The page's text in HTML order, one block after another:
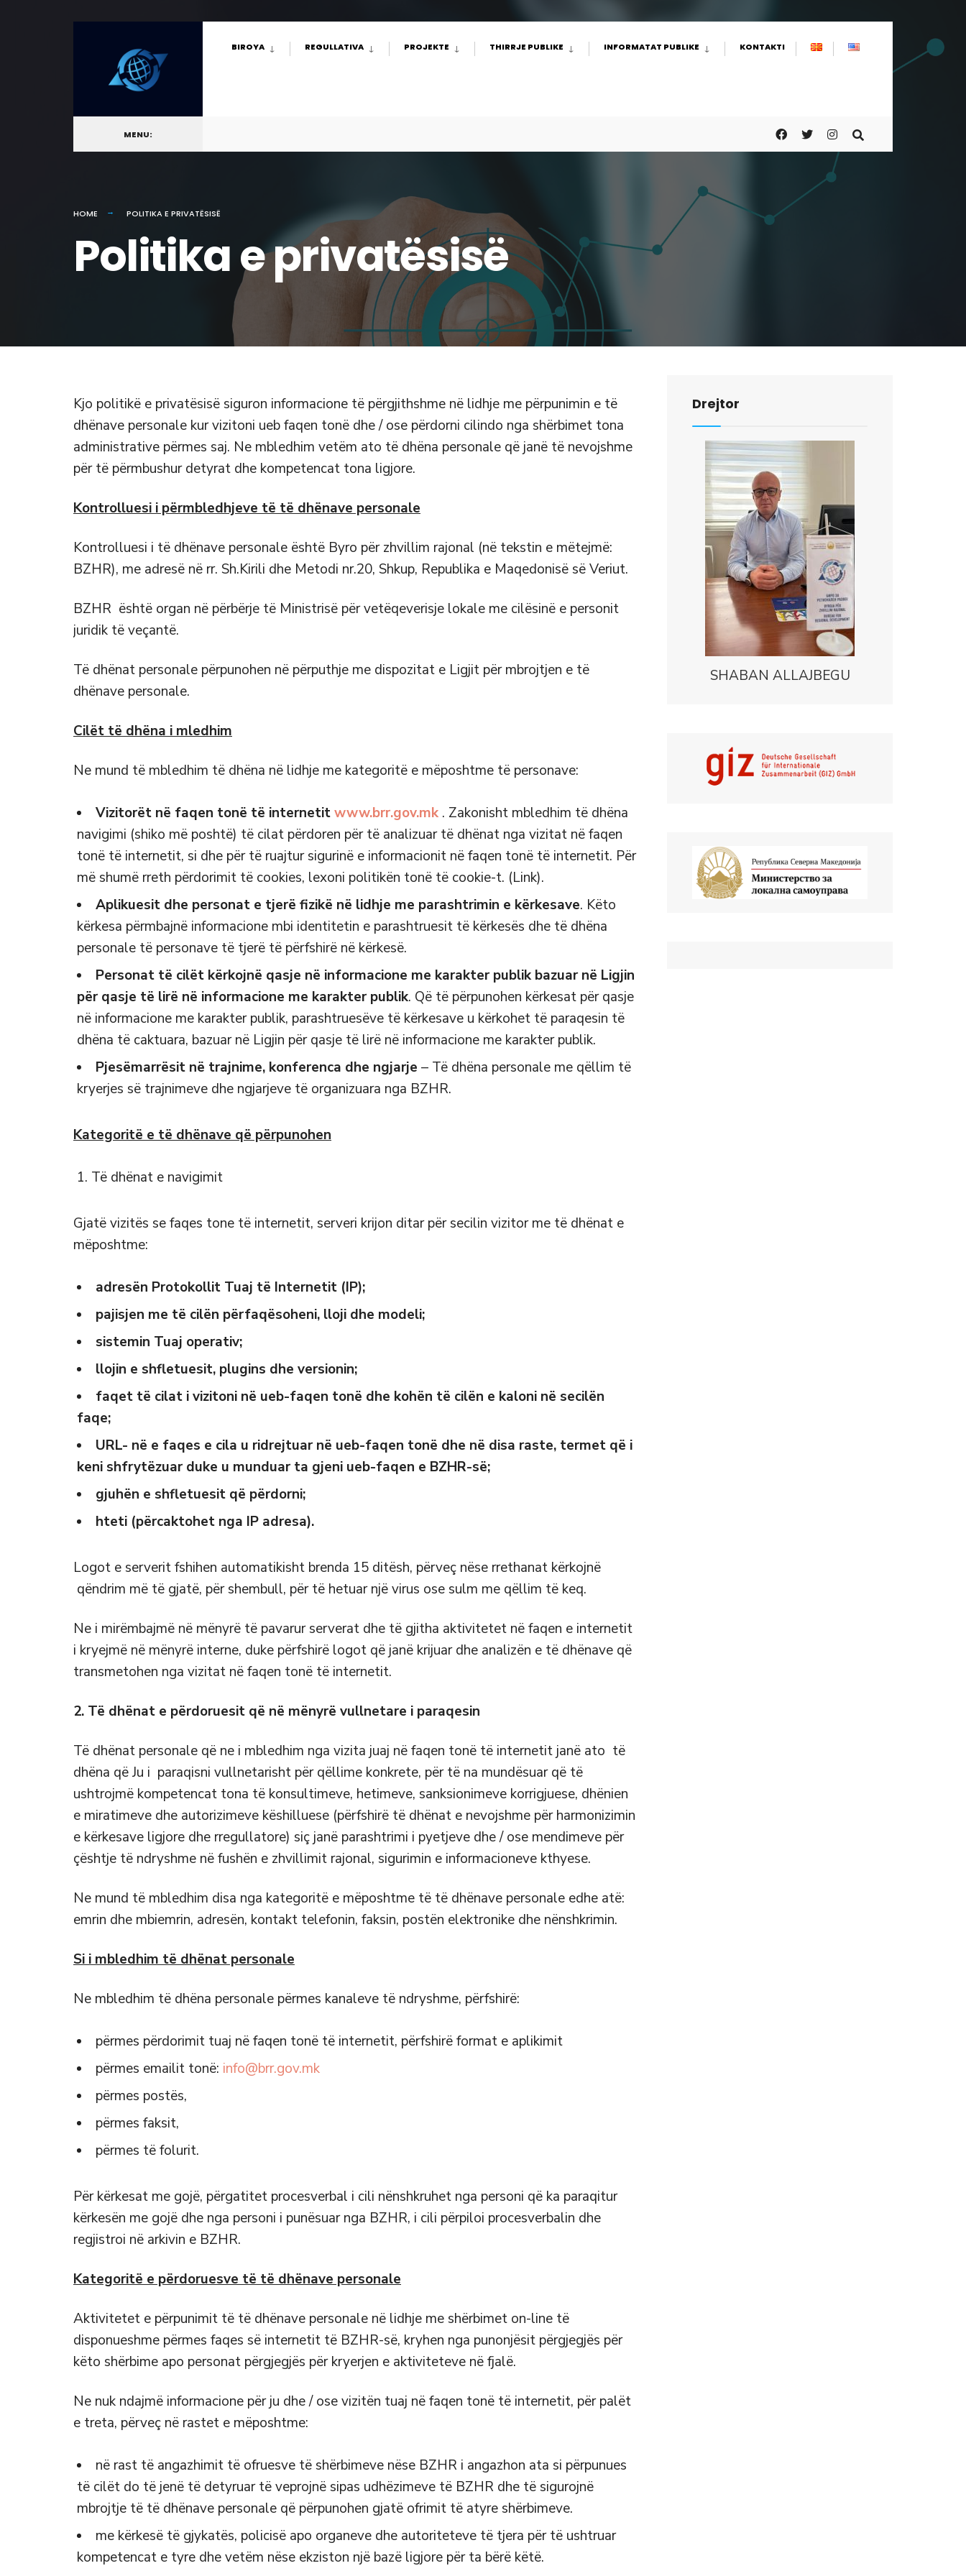
content
BIROYA REGULLATIVA PROJEKTE THIRRJE PUBLIKE INFORMATAT PUBLIKE KONTAKTI
MENU:
HOME POLITIKA E PRIVATËSISË
Politika e privatësisë
Kjo politikë e privatësisë siguron informacione të përgjithshme në lidhje me përpunimin e të
dhënave personale kur vizitoni ueb faqen tonë dhe / ose përdorni cilindo nga shërbimet tona
administrative përmes saj. Ne mbledhim vetëm ato të dhëna personale që janë të nevojshme
për të përmbushur detyrat dhe kompetencat tona ligjore.
Kontrolluesi i përmbledhjeve të të dhënave personale
Kontrolluesi i të dhënave personale është Byro për zhvillim rajonal (në tekstin e mëtejmë:
BZHR), me adresë në rr. Sh.Kirili dhe Metodi nr.20, Shkup, Republika e Maqedonisë së Veriut.
BZHR është organ në përbërje të Ministrisë për vetëqeverisje lokale me cilësinë e personit
juridik të veçantë.
Të dhënat personale përpunohen në përputhje me dispozitat e Ligjit për mbrojtjen e të
dhënave personale.
Cilët të dhëna i mledhim
Ne mund të mbledhim të dhëna në lidhje me kategoritë e mëposhtme të personave:
Vizitorët në faqen tonë të internetitwww.brr.gov.mk . Zakonisht mbledhim të dhëna
navigimi (shiko më poshtë) të cilat përdoren për të analizuar të dhënat nga vizitat në faqen
tonë të internetit, si dhe për të ruajtur sigurinë e informacionit në faqen tonë të internetit. Për
më shumë rreth përdorimit të cookies, lexoni politikën tonë të cookie-t. (Link).
Aplikuesit dhe personat e tjerë fizikë në lidhje me parashtrimin e kërkesave. Këto
kërkesa përmbajnë informacione mbi identitetin e parashtruesit të kërkesës dhe të dhëna
personale të personave të tjerë të përfshirë në kërkesë.
Personat të cilët kërkojnë qasje në informacione me karakter publik bazuar në Ligjin
për qasje të lirë në informacione me karakter publik. Që të përpunohen kërkesat për qasje
në informacione me karakter publik, parashtruesëve të kërkesave u kërkohet të paraqesin të
dhëna të caktuara, bazuar në Ligjin për qasje të lirë në informacione me karakter publik.
Pjesëmarrësit në trajnime, konferenca dhe ngjarje – Të dhëna personale me qëllim të
kryerjes së trajnimeve dhe ngjarjeve të organizuara nga BZHR.
Kategoritë e të dhënave që përpunohen
Të dhënat e navigimit
Gjatë vizitës se faqes tone të internetit, serveri krijon ditar për secilin vizitor me të dhënat e
mëposhtme:
adresën Protokollit Tuaj të Internetit (IP);
pajisjen me të cilën përfaqësoheni, lloji dhe modeli;
sistemin Tuaj operativ;
llojin e shfletuesit, plugins dhe versionin;
faqet të cilat i vizitoni në ueb-faqen tonë dhe kohën të cilën e kaloni në secilën
faqe;
URL- në e faqes e cila u ridrejtuar në ueb-faqen tonë dhe në disa raste, termet që i
keni shfrytëzuar duke u munduar ta gjeni ueb-faqen e BZHR-së;
gjuhën e shfletuesit që përdorni;
hteti (përcaktohet nga IP adresa).
Logot e serverit fshihen automatikisht brenda 15 ditësh, përveç nëse rrethanat kërkojnë
qëndrim më të gjatë, për shembull, për të hetuar një virus ose sulm me qëllim të keq.
Ne i mirëmbajmë në mënyrë të pavarur serverat dhe të gjitha aktivitetet në faqen e internetit
i kryejmë në mënyrë interne, duke përfshirë logot që janë krijuar dhe analizën e të dhënave që
transmetohen nga vizitat në faqen tonë të internetit.
2. Të dhënat e përdoruesit që në mënyrë vullnetare i paraqesin
Të dhënat personale që ne i mbledhim nga vizita juaj në faqen tonë të internetit janë ato të
dhëna që Ju i paraqisni vullnetarisht për qëllime konkrete, për të na mundësuar që të
ushtrojmë kompetencat tona të konsultimeve, hetimeve, sanksionimeve korrigjuese, dhënien
e miratimeve dhe autorizimeve këshilluese (përfshirë të dhënat e nevojshme për harmonizimin
e kërkesave ligjore dhe rregullatore) siç janë parashtrimi i pyetjeve dhe / ose mendimeve për
çështje të ndryshme në fushën e zhvillimit rajonal, sigurimin e informacioneve kthyese.
Ne mund të mbledhim disa nga kategoritë e mëposhtme të të dhënave personale edhe atë:
emrin dhe mbiemrin, adresën, kontakt telefonin, faksin, postën elektronike dhe nënshkrimin.
Si i mbledhim të dhënat personale
Ne mbledhim të dhëna personale përmes kanaleve të ndryshme, përfshirë:
përmes përdorimit tuaj në faqen tonë të internetit, përfshirë format e aplikimit
përmes emailit tonë: info@brr.gov.mk
përmes postës,
përmes faksit,
përmes të folurit.
Për kërkesat me gojë, përgatitet procesverbal i cili nënshkruhet nga personi që ka paraqitur
kërkesën me gojë dhe nga personi i punësuar nga BZHR, i cili përpiloi procesverbalin dhe
regjistroi në arkivin e BZHR.
Kategoritë e përdoruesve të të dhënave personale
Aktivitetet e përpunimit të të dhënave personale në lidhje me shërbimet on-line të
disponueshme përmes faqes së internetit të BZHR-së, kryhen nga punonjësit përgjegjës për
këto shërbime apo personat përgjegjës për kryerjen e aktiviteteve në fjalë.
Ne nuk ndajmë informacione për ju dhe / ose vizitën tuaj në faqen tonë të internetit, për palët
e treta, përveç në rastet e mëposhtme:
në rast të angazhimit të ofruesve të shërbimeve nëse BZHR i angazhon ata si përpunues
të cilët do të jenë të detyruar të veprojnë sipas udhëzimeve të BZHR dhe të sigurojnë
mbrojtje të të dhënave personale që përpunohen gjatë ofrimit të atyre shërbimeve.
me kërkesë të gjykatës, policisë apo organeve dhe autoriteteve të tjera për të ushtruar
kompetencat e tyre dhe vetëm nëse ekziston një bazë ligjore për ta bërë këtë.
Drejtor
SHABAN ALLAJBEGU